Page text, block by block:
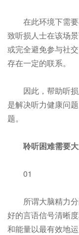
在此环境下需要
致听损人士在该场
或完全避免参与社
存在一定的联系。
因此，帮助听损
是解决听力健康问
题。
聆听困难需要
01
所谓大脑精力分
好的言语信号清晰
和能量以最有效地